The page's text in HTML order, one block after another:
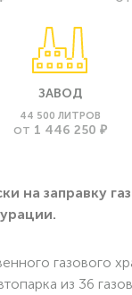
ЗАВОД
44 500 ЛИТРОВ
ОТ 1 446 250 ₽
нa заправку
газового
из 36